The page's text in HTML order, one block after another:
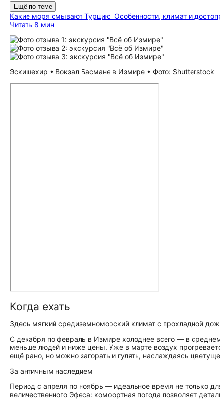
Ещё по теме
Какие моря омывают Турцию Особенности, климат и
Читать 8 мин
Эскишехир • Вокзал Басмане в Измире • Фото: Shutterstock
Когда ехать
Здесь мягкий средиземноморский климат с прохладной
С декабря по февраль в Измире холоднее всего — в
меньше людей и ниже цены. Уже в марте воздух
ещё рано, но можно загорать и гулять, наслаждаясь
За античным наследием
Период с апреля по ноябрь — идеальное время не только
величественного Эфеса: комфортная погода позволяет